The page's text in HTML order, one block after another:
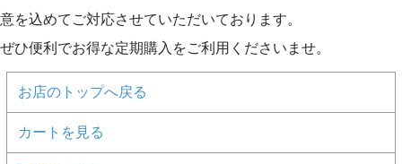
意を込めてご対応させていただいております。
ぜひ便利でお得な定期購入をご利用くださいませ。
お店のトップへ戻る
カートを見る